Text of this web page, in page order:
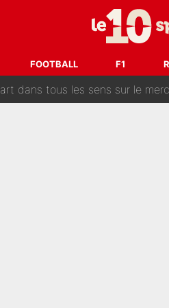
FOOTBALL F1
que Zinedine Zidane a
à Zinedine Zidane en équipe
dans tous les sens sur le